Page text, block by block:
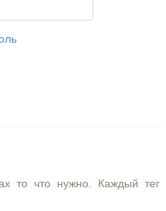
то что нужно. Каждый тег